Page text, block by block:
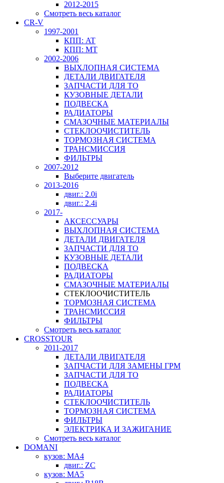
2012-2015
Смотреть весь каталог
CR-V
1997-2001
КПП: AT
КПП: MT
2002-2006
ВЫХЛОПНАЯ СИСТЕМА
ДЕТАЛИ ДВИГАТЕЛЯ
ЗАПЧАСТИ ДЛЯ ТО
КУЗОВНЫЕ ДЕТАЛИ
ПОДВЕСКА
РАДИАТОРЫ
СМАЗОЧНЫЕ МАТЕРИАЛЫ
СТЕКЛООЧИСТИТЕЛЬ
ТОРМОЗНАЯ СИСТЕМА
ТРАНСМИССИЯ
ФИЛЬТРЫ
2007-2012
Выберите двигатель
2013-2016
двиг.: 2.0i
двиг.: 2.4i
2017-
АКСЕССУАРЫ
ВЫХЛОПНАЯ СИСТЕМА
ДЕТАЛИ ДВИГАТЕЛЯ
ЗАПЧАСТИ ДЛЯ ТО
КУЗОВНЫЕ ДЕТАЛИ
ПОДВЕСКА
РАДИАТОРЫ
СМАЗОЧНЫЕ МАТЕРИАЛЫ
СТЕКЛООЧИСТИТЕЛЬ
ТОРМОЗНАЯ СИСТЕМА
ТРАНСМИССИЯ
ФИЛЬТРЫ
Смотреть весь каталог
CROSSTOUR
2011-2017
ДЕТАЛИ ДВИГАТЕЛЯ
ЗАПЧАСТИ ДЛЯ ЗАМЕНЫ ГРМ
ЗАПЧАСТИ ДЛЯ ТО
ПОДВЕСКА
РАДИАТОРЫ
СТЕКЛООЧИСТИТЕЛЬ
ТОРМОЗНАЯ СИСТЕМА
ФИЛЬТРЫ
ЭЛЕКТРИКА И ЗАЖИГАНИЕ
Смотреть весь каталог
DOMANI
кузов: MA4
двиг.: ZC
кузов: MA5